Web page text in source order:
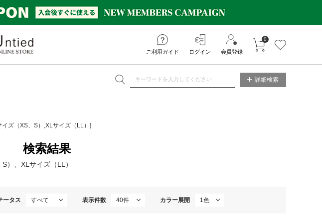
ご利用ガイド ログイン 会員登録
カートに入れる
0
詳細検索
イズ（XS、S）,XLサイズ（LL）]
検索結果
）、XLサイズ（LL）
ータス 表示件数 カラー展開